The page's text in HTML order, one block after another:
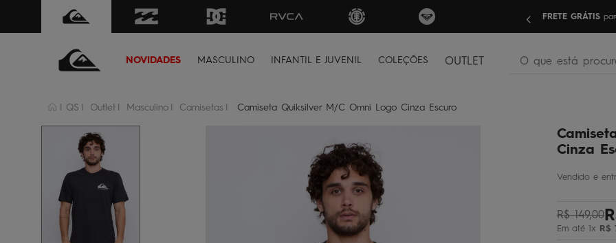
FRETE GRÁTIS para todo Brasil nas compras acima de R$499 | Consulte as Regras Sua
NOVIDADES MASCULINO INFANTIL E JUVENIL COLEÇÕES OUTLET
O que está
QS Outlet Masculino Camisetas Camiseta Quiksilver M/C Omni Logo Cinza Escuro
Cinza
R$ 149,00
Em até 1x R$
1
moletom
º camiseta
4º regata
5º óculos
6º jaqueta